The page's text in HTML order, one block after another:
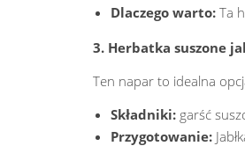
Dlaczego warto: Ta
3. Herbatka suszone
Ten napar to idealna
Składniki: garść
Przygotowanie: